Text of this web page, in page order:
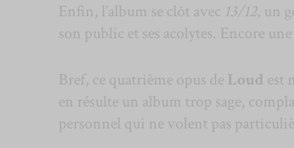
Enfin, l’album se clôt avec 13/12, un
son public et ses acolytes. Encore
Bref, ce quatrième opus de Loud est
en résulte un album trop sage,
personnel qui ne volent pas